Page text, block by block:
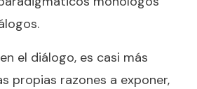
el diálogo, es casi más
propias razones a exponer,